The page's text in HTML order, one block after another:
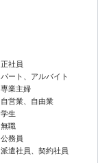
正社員
パート、アルバイト
専業主婦
自営業、自由業
学生
無職
公務員
派遣社員、契約社員